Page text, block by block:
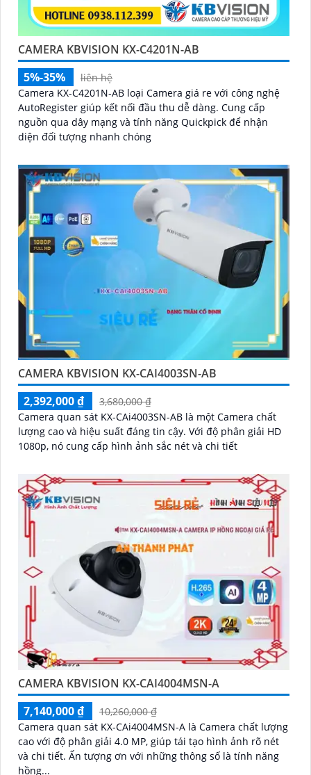
CAMERA KBVISION KX-C4201N-AB
5%-35%
liên hệ
Camera KX-C4201N-AB loại Camera giá re với công nghệ
AutoRegister giúp kết nối đầu thu dễ dàng. Cung cấp
nguồn qua dây mạng và tính năng Quickpick để nhận
diện đối tượng nhanh chóng
CAMERA KBVISION KX-CAI4003SN-AB
2,392,000 ₫
3,680,000 ₫
Camera quan sát KX-CAi4003SN-AB là một Camera chất
lượng cao và hiệu suất đáng tin cậy. Với độ phân giải HD
1080p, nó cung cấp hình ảnh sắc nét và chi tiết
CAMERA KBVISION KX-CAI4004MSN-A
7,140,000 ₫
10,260,000 ₫
Camera quan sát KX-CAi4004MSN-A là Camera chất lượng
cao với độ phân giải 4.0 MP, giúp tái tạo hình ảnh rõ nét
và chi tiết. Ấn tượng ơn với những thông số là tính năng
hồng...